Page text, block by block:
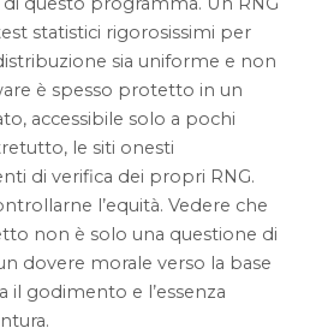
statistici rigorosissimi per
sia uniforme e non
è spesso protetto in un
accessibile solo a pochi
le siti onesti
di verifica dei propri RNG.
l’equità. Vedere che
non è solo una questione di
dovere morale verso la base
il godimento e l’essenza